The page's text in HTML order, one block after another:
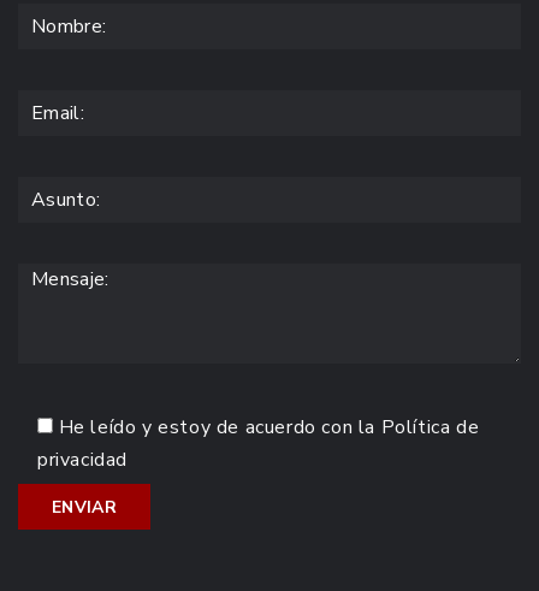
He leído y estoy de acuerdo con la Política de
privacidad